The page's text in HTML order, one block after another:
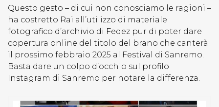
Questo gesto – di cui non conosciamo le ragioni –
ha costretto Rai all’utilizzo di materiale
fotografico d’archivio di Fedez pur di poter dare
copertura online del titolo del brano che canterà
il prossimo febbraio 2025 al Festival di Sanremo.
Basta dare un colpo d’occhio sul profilo
Instagram di Sanremo per notare la differenza.